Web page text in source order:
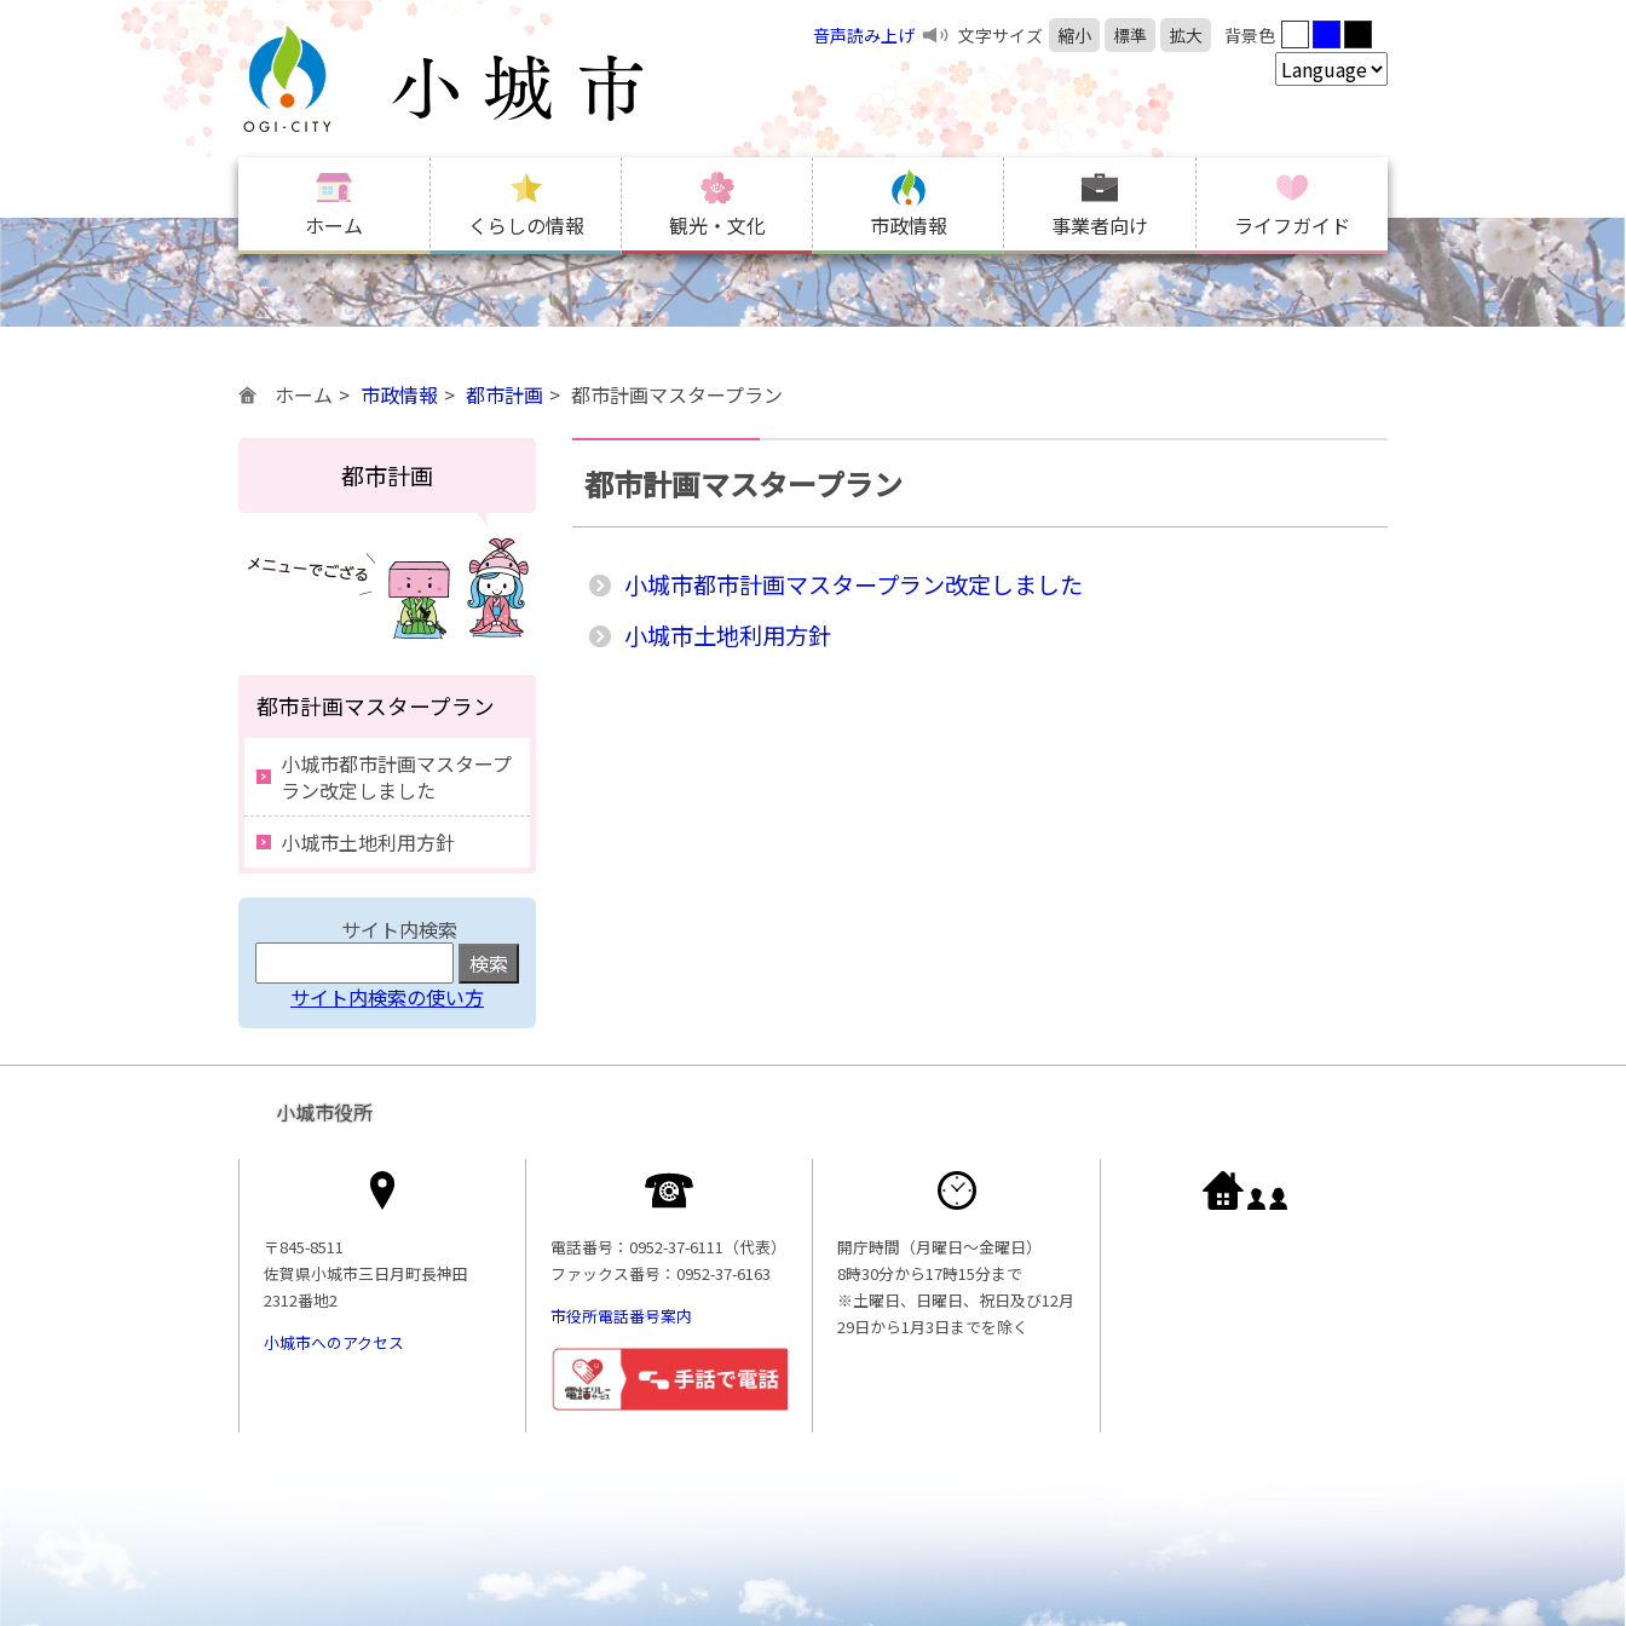
音声読み上げ 文字サイズ 縮小 標準 拡大 背景色
ホーム くらしの情報 観光・文化 市政情報 事業者向け ライフガイド
ホーム 市政情報 都市計画 都市計画マスタープラン
都市計画マスタープラン
小城市都市計画マスタープラン改定しました
小城市土地利用方針
都市計画
都市計画マスタープラン
小城市都市計画マスタープ
ラン改定しました
小城市土地利用方針
サイト内検索
サイト内検索の使い方
小城市役所
〒845-8511
佐賀県小城市三日月町長神田
2312番地2
小城市へのアクセス
電話番号：0952-37-6111（代表）
ファックス番号：0952-37-6163
市役所電話番号案内
開庁時間（月曜日〜金曜日）
8時30分から17時15分まで
※土曜日、日曜日、祝日及び12月
29日から1月3日までを除く